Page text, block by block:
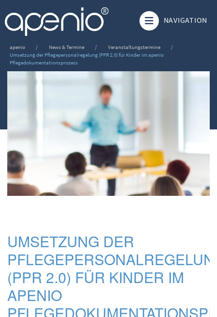
NAVIGATION
apenio News & Termine
Veranstaltungstermine
Umsetzung der Pflegepersonalregelung (PPR 2.0) für Kinder im apenio
Pflegedokumentationsprozess
UMSETZUNG DER
(PPR 2.0) FÜR KINDER IM
APENIO